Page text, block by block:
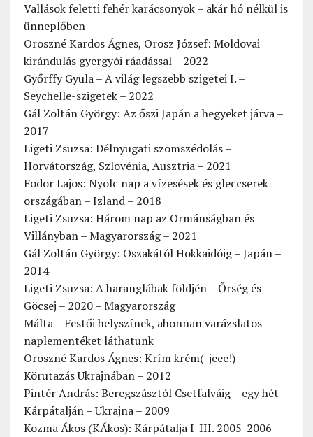
Vallások feletti fehér karácsonyok – akár hó nélkül is
ünneplőben
Oroszné Kardos Ágnes, Orosz József: Moldovai
kirándulás gyergyói ráadással – 2022
Győrffy Gyula – A világ legszebb szigetei I. –
Seychelle-szigetek – 2022
Gál Zoltán György: Az őszi Japán a hegyeket járva –
2017
Ligeti Zsuzsa: Délnyugati szomszédolás –
Horvátország, Szlovénia, Ausztria – 2021
Fodor Lajos: Nyolc nap a vízesések és gleccserek
országában – Izland – 2018
Ligeti Zsuzsa: Három nap az Ormánságban és
Villányban – Magyarország – 2021
Gál Zoltán György: Oszakától Hokkaidóig – Japán –
2014
Ligeti Zsuzsa: A haranglábak földjén – Őrség és
Göcsej – 2020 – Magyarország
Málta – Festői helyszínek, ahonnan varázslatos
naplementéket láthatunk
Oroszné Kardos Ágnes: Krím krém(-jeee!) –
Körutazás Ukrajnában – 2012
Pintér András: Beregszásztól Csetfalváig – egy hét
Kárpátalján – Ukrajna – 2009
Kozma Ákos (KÁkos): Kárpátalja I-III. 2005-2006